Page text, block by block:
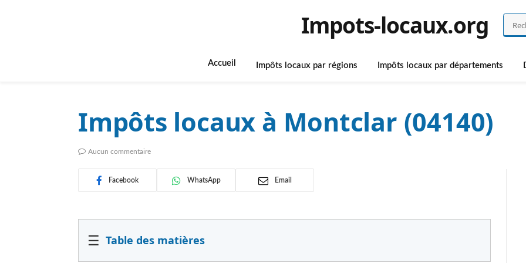
Impots-locaux.org
Accueil Impôts locaux par régions Impôts locaux par départements
Impôts locaux à Montclar (04140)
Aucun commentaire
Facebook WhatsApp Email
☰ Table des matières